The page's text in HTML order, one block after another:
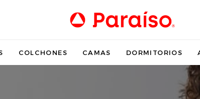
COLCHONES CAMAS DORMITORIOS